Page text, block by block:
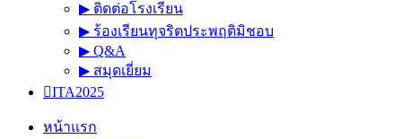
▶︎ ติดต่อโรงเรียน
▶︎ ร้องเรียนทุจริตประพฤติมิชอบ
▶︎ Q&A
▶︎ สมุดเยี่ยม
ITA2025
หน้าแรก